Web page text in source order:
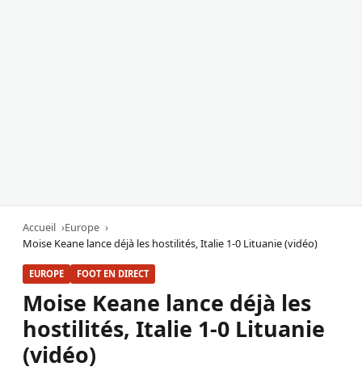
Accueil
Europe
Moise Keane lance déjà les hostilités, Italie 1-0 Lituanie (vidéo)
EUROPE FOOT EN DIRECT
Moise Keane lance déjà les
hostilités, Italie 1-0 Lituanie
(vidéo)